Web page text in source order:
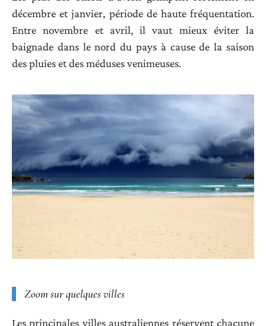
décembre et janvier, période de haute fréquentation.
Entre novembre et avril, il vaut mieux éviter la
baignade dans le nord du pays à cause de la saison
des pluies et des méduses venimeuses.
Zoom sur quelques villes
Les principales villes australiennes réservent chacune